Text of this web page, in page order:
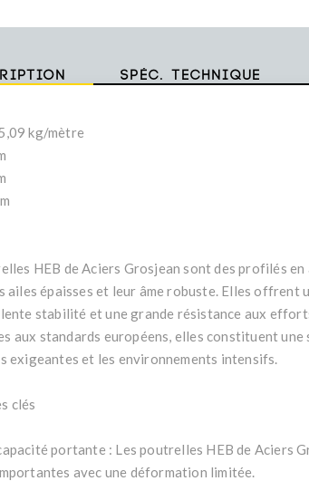
Spéc. technique
kg/mètre
HEB de Aciers Grosjean sont des profilés
ailes épaisses et leur âme robuste. Elles offrent
stabilité et une grande résistance aux
aux standards européens, elles constituent
exigeantes et les environnements intensifs.
clés
portante : Les poutrelles HEB de Aciers
avec une déformation limitée.